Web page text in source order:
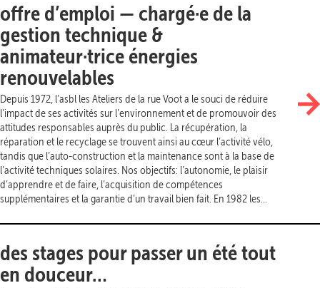
offre d’emploi — chargé·e de la
gestion technique &
animateur·trice énergies
renouvelables
Depuis 1972, l’asbl les Ateliers de la rue Voot a le souci de réduire
l’impact de ses activités sur l’environnement et de promouvoir des
attitudes responsables auprès du public. La récupération, la
réparation et le recyclage se trouvent ainsi au cœur l’activité vélo,
tandis que l’auto-construction et la maintenance sont à la base de
l’activité techniques solaires. Nos objectifs: l’autonomie, le plaisir
d’apprendre et de faire, l’acquisition de compétences
supplémentaires et la garantie d’un travail bien fait. En 1982 les...
des stages pour passer un été tout
en douceur…